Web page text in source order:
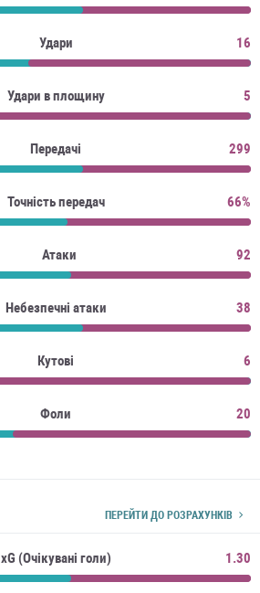
Удари 16
Удари в площину 5
Передачі 299
Точність передач 66%
Атаки 92
Небезпечні атаки 38
Кутові 6
Фоли 20
ПЕРЕЙТИ ДО РОЗРАХУНКІВ
xG (Очікувані голи) 1.30